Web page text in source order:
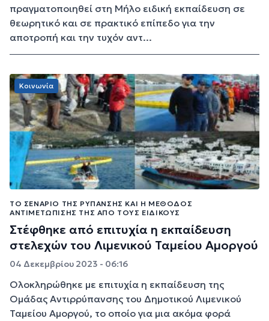
πραγματοποιηθεί στη Μήλο ειδική εκπαίδευση σε
θεωρητικό και σε πρακτικό επίπεδο για την
αποτροπή και την τυχόν αντ...
Κοινωνία
ΤΟ ΣΕΝΆΡΙΟ ΤΗΣ ΡΎΠΑΝΣΗΣ ΚΑΙ Η ΜΈΘΟΔΟΣ
ΑΝΤΙΜΕΤΏΠΙΣΗΣ ΤΗΣ ΑΠΌ ΤΟΥΣ ΕΙΔΙΚΟΎΣ
Στέφθηκε από επιτυχία η εκπαίδευση
στελεχών του Λιμενικού Ταμείου Αμοργού
04 Δεκεμβρίου 2023 - 06:16
Ολοκληρώθηκε με επιτυχία η εκπαίδευση της
Ομάδας Αντιρρύπανσης του Δημοτικού Λιμενικού
Ταμείου Αμοργού, το οποίο για μια ακόμα φορά